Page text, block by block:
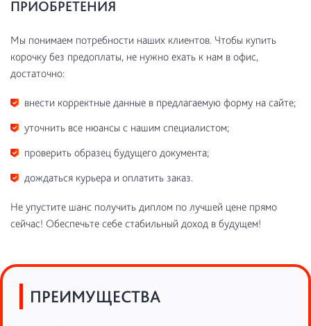
ПРИОБРЕТЕНИЯ
Мы понимаем потребности наших клиентов. Чтобы купить
корочку без предоплаты, не нужно ехать к нам в офис,
достаточно:
внести корректные данные в предлагаемую форму на сайте;
уточнить все нюансы с нашим специалистом;
проверить образец будущего документа;
дождаться курьера и оплатить заказ.
Не упустите шанс получить диплом по лучшей цене прямо
сейчас! Обеспечьте себе стабильный доход в будущем!
ПРЕИМУЩЕСТВА